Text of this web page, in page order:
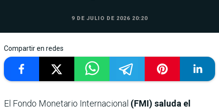
9 DE JULIO DE 2026 20:20
Compartir en redes
El Fondo Monetario Internacional (FMI) saluda el